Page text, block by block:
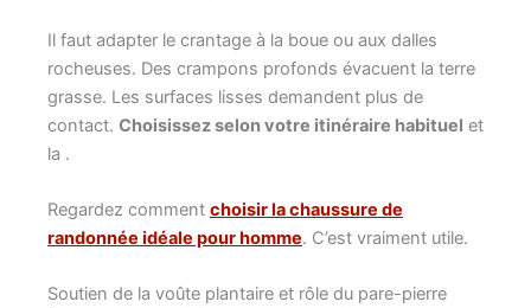
Il faut adapter le crantage à la boue ou aux dalles
rocheuses. Des crampons profonds évacuent la terre
grasse. Les surfaces lisses demandent plus de
contact. Choisissez selon votre itinéraire habituel et
la .
Regardez comment choisir la chaussure de
randonnée idéale pour homme. C’est vraiment utile.
Soutien de la voûte plantaire et rôle du pare-pierre